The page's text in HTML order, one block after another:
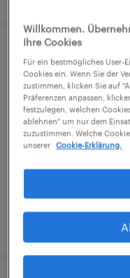
Diplomierte
Teilzeit 19H (m/
Klagenfurt,
Festanstellung
€1,702 -
veröffentlicht am
Willkommen.
Ihre Cookies
Für ein bestmögliches User-
Cookies ein. Wenn Sie der
zustimmen, klicken Sie auf
Präferenzen anpassen,
festzulegen, welchen
ablehnen" um nur dem
zuzustimmen. Welche
unserer
Cookie-Erklärung.